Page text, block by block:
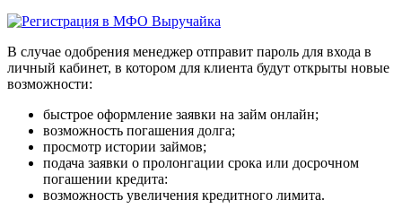
В случае одобрения менеджер отправит пароль для входа в
личный кабинет, в котором для клиента будут открыты новые
возможности:
быстрое оформление заявки на займ онлайн;
возможность погашения долга;
просмотр истории займов;
подача заявки о пролонгации срока или досрочном
погашении кредита:
возможность увеличения кредитного лимита.